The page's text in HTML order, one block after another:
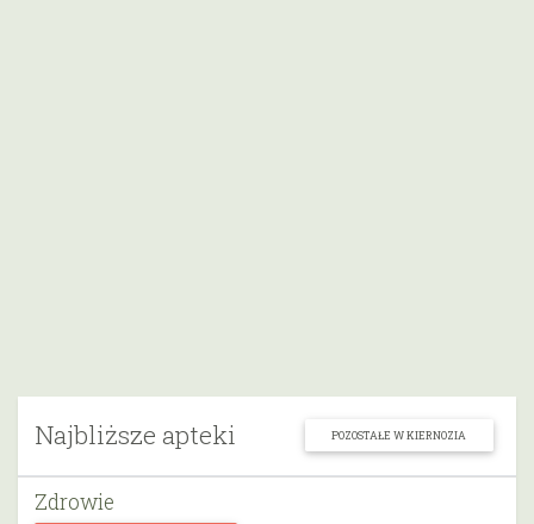
Najbliższe apteki POZOSTAŁE W KIERNOZIA
Zdrowie